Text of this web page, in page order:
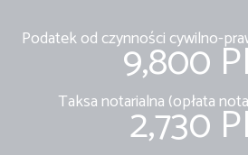
Podatek od czynności cywilno-
9,800
Taksa notarialna (opłata
2,730